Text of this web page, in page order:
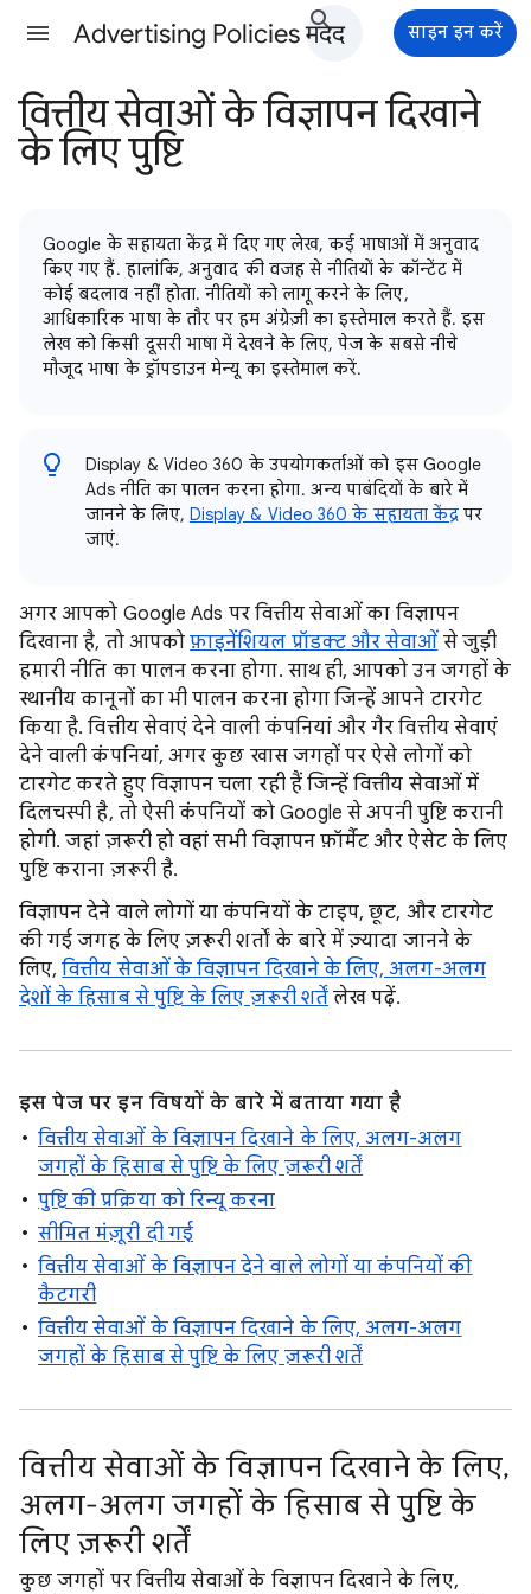
Advertising Policies मदद साइन इन करें
वित्तीय सेवाओं के विज्ञापन दिखाने
के लिए पुष्टि
Google के सहायता केंद्र में दिए गए लेख, कई भाषाओं में अनुवाद
किए गए हैं. हालांकि, अनुवाद की वजह से नीतियों के कॉन्टेंट में
कोई बदलाव नहीं होता. नीतियों को लागू करने के लिए,
आधिकारिक भाषा के तौर पर हम अंग्रेज़ी का इस्तेमाल करते हैं. इस
लेख को किसी दूसरी भाषा में देखने के लिए, पेज के सबसे नीचे
मौजूद भाषा के ड्रॉपडाउन मेन्यू का इस्तेमाल करें.
Display & Video 360 के उपयोगकर्ताओं को इस Google
Ads नीति का पालन करना होगा. अन्य पाबंदियों के बारे में
जानने के लिए, Display & Video 360 के सहायता केंद्र पर
जाएं.
अगर आपको Google Ads पर वित्तीय सेवाओं का विज्ञापन
दिखाना है, तो आपकोफ़ाइनेंशियल प्रॉडक्ट और सेवाओं से जुड़ी
हमारी नीति का पालन करना होगा. साथ ही, आपको उन जगहों के
स्थानीय कानूनों का भी पालन करना होगा जिन्हें आपने टारगेट
किया है. वित्तीय सेवाएं देने वाली कंपनियां और गैर वित्तीय सेवाएं
देने वाली कंपनियां, अगर कुछ खास जगहों पर ऐसे लोगों को
टारगेट करते हुए विज्ञापन चला रही हैं जिन्हें वित्तीय सेवाओं में
दिलचस्पी है, तो ऐसी कंपनियों को Google से अपनी पुष्टि करानी
होगी. जहां ज़रूरी हो वहां सभी विज्ञापन फ़ॉर्मैट और ऐसेट के लिए
पुष्टि कराना ज़रूरी है.
विज्ञापन देने वाले लोगों या कंपनियों के टाइप, छूट, और टारगेट
की गई जगह के लिए ज़रूरी शर्तों के बारे में ज़्यादा जानने के
लिए,वित्तीय सेवाओं के विज्ञापन दिखाने के लिए, अलग-अलग
देशों के हिसाब से पुष्टि के लिए ज़रूरी शर्तें लेख पढ़ें.
इस पेज पर इन विषयों के बारे में बताया गया है
वित्तीय सेवाओं के विज्ञापन दिखाने के लिए, अलग-अलग
जगहों के हिसाब से पुष्टि के लिए ज़रूरी शर्तें
पुष्टि की प्रक्रिया को रिन्यू करना
सीमित मंज़ूरी दी गई
वित्तीय सेवाओं के विज्ञापन देने वाले लोगों या कंपनियों की
कैटगरी
वित्तीय सेवाओं के विज्ञापन दिखाने के लिए, अलग-अलग
जगहों के हिसाब से पुष्टि के लिए ज़रूरी शर्तें
वित्तीय सेवाओं के विज्ञापन दिखाने के लिए,
अलग-अलग जगहों के हिसाब से पुष्टि के
लिए ज़रूरी शर्तें
कुछ जगहों पर वित्तीय सेवाओं के विज्ञापन दिखाने के लिए,